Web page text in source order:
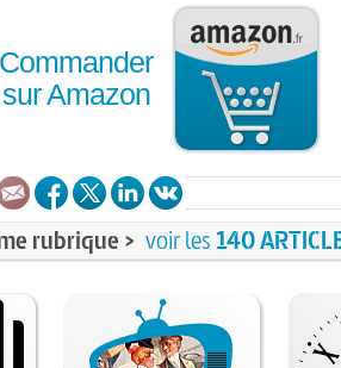
Commander
sur Amazon
rubrique > voir les 140